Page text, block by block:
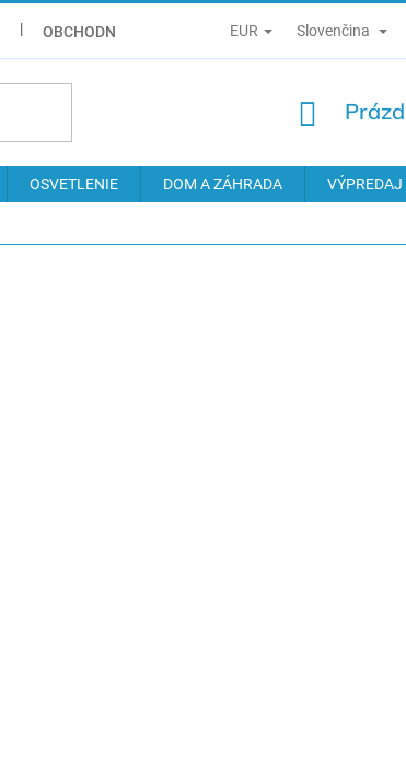
OBCHODNÉ PODMIENKY ZÁSADY
EUR Slovenčina
OSVETLENIE DOM A ZÁHRADA VÝPREDAJ